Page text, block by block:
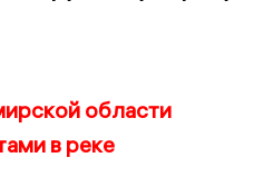
области
в реке